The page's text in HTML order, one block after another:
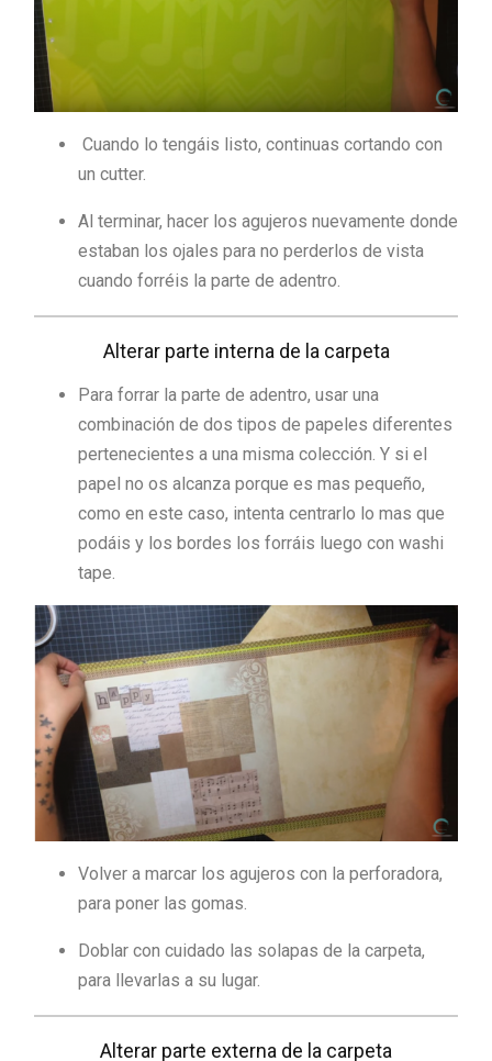
Cuando lo tengáis listo, continuas cortando con
un cutter.
Al terminar, hacer los agujeros nuevamente donde
estaban los ojales para no perderlos de vista
cuando forréis la parte de adentro.
Alterar parte interna de la carpeta
Para forrar la parte de adentro, usar una
combinación de dos tipos de papeles diferentes
pertenecientes a una misma colección. Y si el
papel no os alcanza porque es mas pequeño,
como en este caso, intenta centrarlo lo mas que
podáis y los bordes los forráis luego con washi
tape.
Volver a marcar los agujeros con la perforadora,
para poner las gomas.
Doblar con cuidado las solapas de la carpeta,
para llevarlas a su lugar.
Alterar parte externa de la carpeta